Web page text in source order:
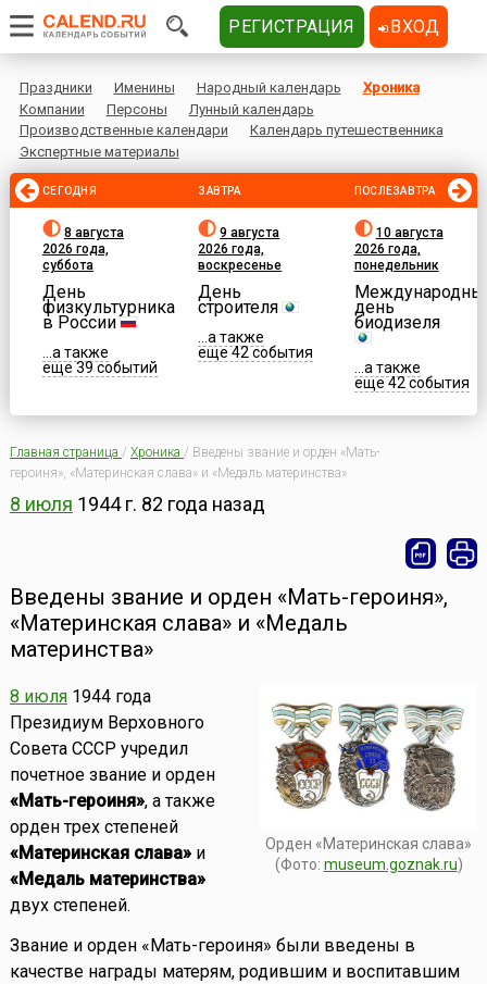
Праздники Именины Народный календарь
Хроника
Компании
Персоны
Лунный календарь
Производственные календари
Календарь путешественника
Экспертные материалы
СЕГОДНЯ
8 августа
2026 года,
суббота
День
физкультурника
в России
...а также
еще 39 событий
ЗАВТРА
9 августа
2026 года,
воскресенье
День
строителя
...а также
еще 42 события
ПОСЛЕЗАВТРА
10 августа
2026 года,
понедельник
день
биодизеля
...а также
еще 42 события
Главная страница / Хроника / Введены звание и орден «Мать-
героиня», «Материнская слава» и «Медаль материнства»
8 июля 1944 г. 82 года назад
Введены звание и орден «Мать-героиня»,
«Материнская слава» и «Медаль
материнства»
Орден «Материнская слава»
(Фото: museum.goznak.ru)
8 июля1944 года
Президиум Верховного
Совета СССР учредил
почетное звание и орден
«Мать-героиня», а также
орден трех степеней
«Материнская слава»и
«Медаль материнства»
двух степеней.
Звание и орден «Мать-героиня» были введены в
качестве награды матерям, родившим и воспитавшим
РЕГИСТРАЦИЯ ВХОД